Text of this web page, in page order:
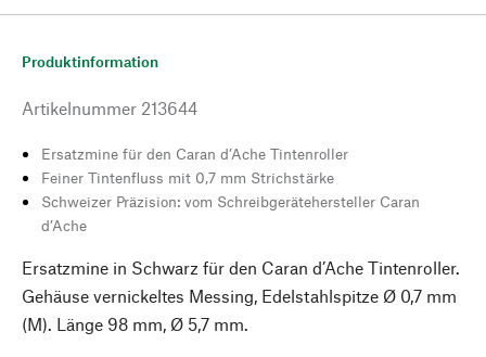
Produktinformation
Artikelnummer 213644
Ersatzmine für den Caran d’Ache Tintenroller
Feiner Tintenfluss mit 0,7 mm Strichstärke
Schweizer Präzision: vom Schreibgerätehersteller Caran
d’Ache
Ersatzmine in Schwarz für den Caran d’Ache Tintenroller.
Gehäuse vernickeltes Messing, Edelstahlspitze Ø 0,7 mm
(M). Länge 98 mm, Ø 5,7 mm.